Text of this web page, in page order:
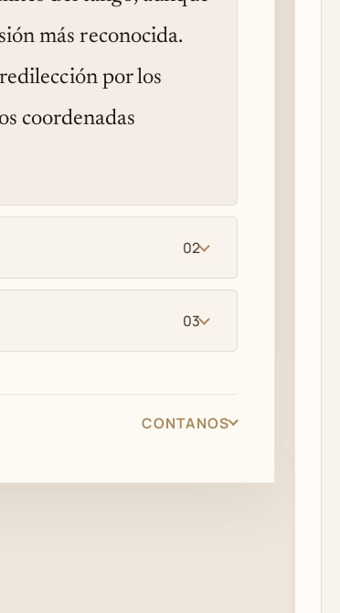
más reconocida.
por los
coordenadas
02
03
CONTANOS